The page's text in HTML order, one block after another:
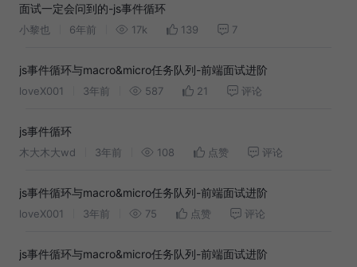
面试一定会问到的-js事件循环
小黎也 6年前 17k 139 7
js事件循环与macro&micro任务队列-前端面试进阶
loveX001 3年前 587 21 评论
js事件循环
木大木大wd 3年前 108 点赞 评论
js事件循环与macro&micro任务队列-前端面试进阶
loveX001 3年前 75 点赞 评论
js事件循环与macro&micro任务队列-前端面试进阶